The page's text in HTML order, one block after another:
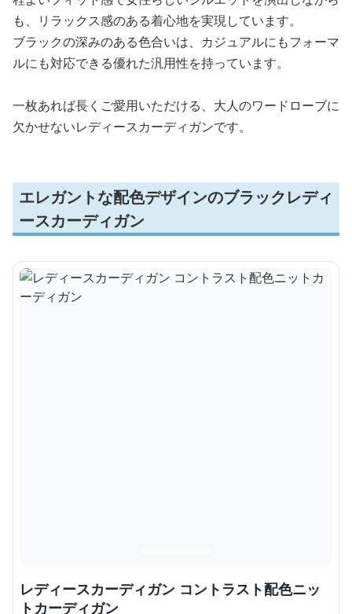
も、リラックス感のある着心地を実現しています。
ブラックの深みのある色合いは、カジュアルにもフォーマ
ルにも対応できる優れた汎用性を持っています。
一枚あれば長くご愛用いただける、大人のワードローブに
欠かせないレディースカーディガンです。
エレガントな配色デザインのブラックレディ
ースカーディガン
レディースカーディガン コントラスト配色ニッ
トカーディガン